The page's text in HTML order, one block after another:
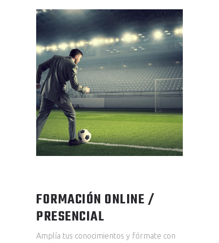
FORMACIÓN ONLINE /
PRESENCIAL
Amplía tus conocimientos y fórmate con